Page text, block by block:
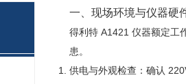
一、现场环境与仪器硬
得利特 A1421 仪器额定工
患。
供电与外观检查：确认